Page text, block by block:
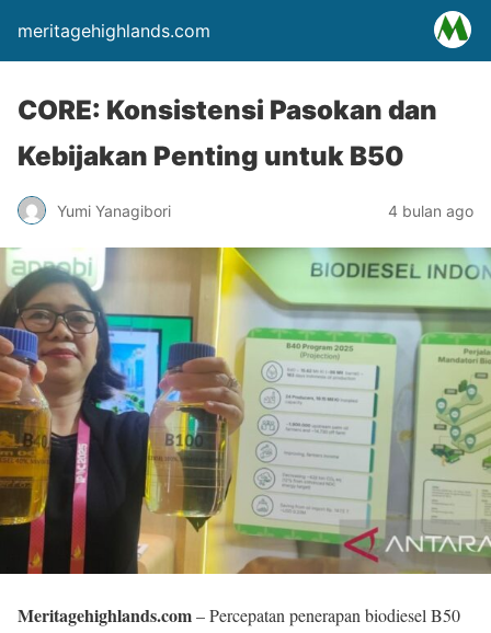
meritagehighlands.com
CORE: Konsistensi Pasokan dan
Kebijakan Penting untuk B50
Yumi Yanagibori 4 bulan ago
Meritagehighlands.com– Percepatan penerapan biodiesel B50